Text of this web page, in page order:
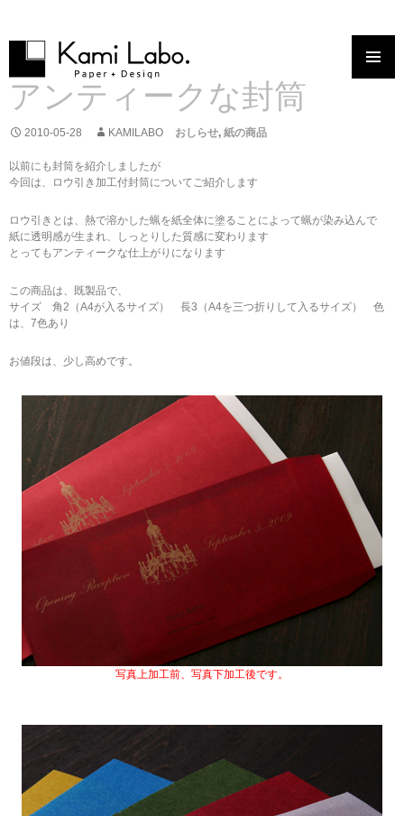
アンティークな封筒
2010-05-28 KAMILABO おしらせ, 紙の商品
以前にも封筒を紹介しましたが
今回は、ロウ引き加工付封筒についてご紹介します
ロウ引きとは、熱で溶かした蝋を紙全体に塗ることによって蝋が染み込んで
紙に透明感が生まれ、しっとりした質感に変わります
とってもアンティークな仕上がりになります
この商品は、既製品で、
サイズ 角2（A4が入るサイズ） 長3（A4を三つ折りして入るサイズ） 色
は、7色あり
お値段は、少し高めです。
写真上加工前、写真下加工後です。